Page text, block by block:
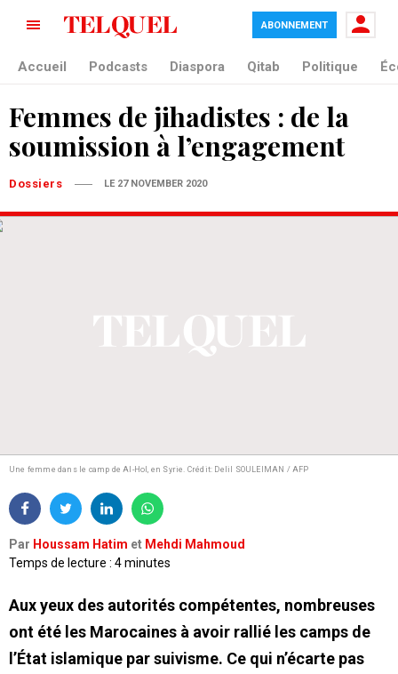
ABONNEMENT
Accueil Podcasts Diaspora Qitab Politique
Femmes de jihadistes : de la
soumission à l’engagement
Dossiers LE 27 NOVEMBER 2020
Une femme dans le camp de Al-Hol, en Syrie. Crédit: Delil SOULEIMAN / AFP
Par Houssam Hatim et Mehdi Mahmoud
Temps de lecture : 4 minutes
Aux yeux des autorités compétentes, nombreuses
ont été les Marocaines à avoir rallié les camps de
l’État islamique par suivisme. Ce qui n’écarte pas